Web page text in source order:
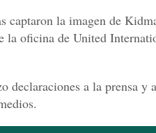
captaron la imagen de
la oficina de United
declaraciones a la prensa